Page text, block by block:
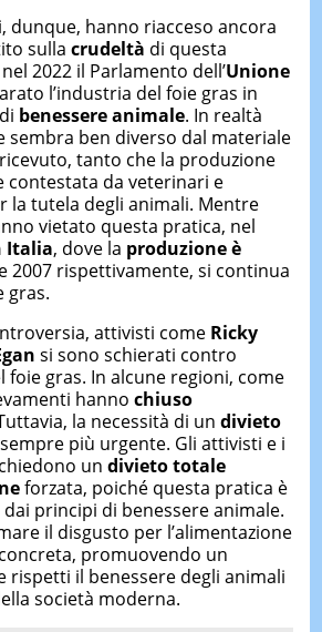
dunque, hanno riacceso ancora
sulla crudeltà di questa
2022 il Parlamento dell’Unione
l’industria del foie gras in
benessere animale. In realtà
sembra ben diverso dal materiale
ricevuto, tanto che la produzione
contestata da veterinari e
la tutela degli animali. Mentre
vietato questa pratica, nel
Italia, dove la produzione è
2007 rispettivamente, si continua
gras.
attivisti comeRicky
si sono schierati contro
foie gras. In alcune regioni, come
hanno chiuso
la necessità di un divieto
più urgente. Gli attivisti e i
un divieto totale
forzata, poiché questa pratica è
principi di benessere animale.
il disgusto per l’alimentazione
promuovendo un
rispetti il benessere degli animali
società moderna.